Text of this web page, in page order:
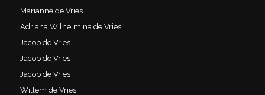
Marianne de Vries
Adriana Wilhelmina de Vries
Jacob de Vries
Jacob de Vries
Jacob de Vries
Willem de Vries